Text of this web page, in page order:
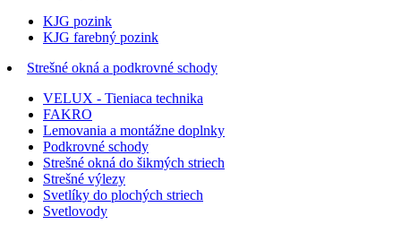
KJG pozink
KJG farebný pozink
Strešné okná a podkrovné schody
VELUX - Tieniaca technika
FAKRO
Lemovania a montážne doplnky
Podkrovné schody
Strešné okná do šikmých striech
Strešné výlezy
Svetlíky do plochých striech
Svetlovody